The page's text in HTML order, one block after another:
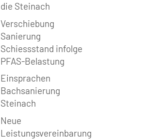
die Steinach
Verschiebung
Sanierung
Schiessstand infolge
PFAS-Belastung
Einsprachen
Bachsanierung
Steinach
Neue
Leistungsvereinbarung